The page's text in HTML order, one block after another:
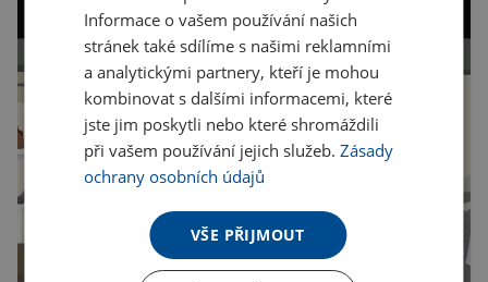
Informace o vašem používání našich
stránek také sdílíme s našimi reklamními
a analytickými partnery, kteří je mohou
kombinovat s dalšími informacemi, které
jste jim poskytli nebo které shromáždili
při vašem používání jejich služeb.Zásady
ochrany osobních údajů
VŠE PŘIJMOUT